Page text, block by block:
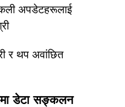
अपडेटहरूलाई
र थप अवांछित
डेटा सङ्कलन